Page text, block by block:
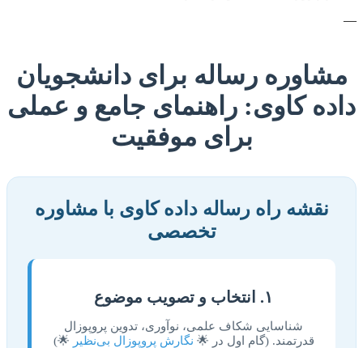
—
مشاوره رساله برای دانشجویان
داده کاوی: راهنمای جامع و عملی
برای موفقیت
نقشه راه رساله داده کاوی با مشاوره
تخصصی
۱. انتخاب و تصویب موضوع
شناسایی شکاف علمی، نوآوری، تدوین پروپوزال
قدرتمند. (گام اول در 🌟 نگارش پروپوزال بی‌نظیر 🌟)